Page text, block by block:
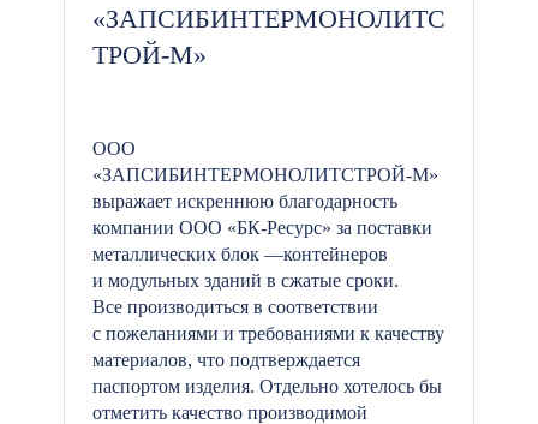
«ЗАПСИБИНТЕРМОНОЛИТС
ТРОЙ-М»
ООО
«ЗАПСИБИНТЕРМОНОЛИТСТРОЙ-М»
выражает искреннюю благодарность
компании ООО «БК-Ресурс» за поставки
металлических блок —контейнеров
и модульных зданий в сжатые сроки.
Все производиться в соответствии
с пожеланиями и требованиями к качеству
материалов, что подтверждается
паспортом изделия. Отдельно хотелось бы
отметить качество производимой